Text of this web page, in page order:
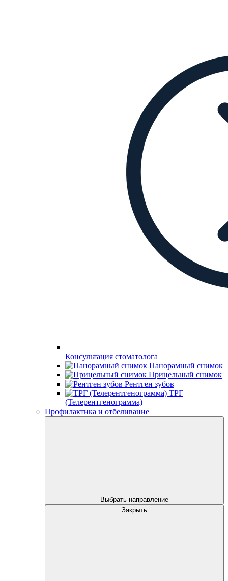
Консультация стоматолога
Панорамный снимок
Прицельный снимок
Рентген зубов
ТРГ
(Телерентгенограмма)
Профилактика и отбеливание
Выбрать направление
Закрыть